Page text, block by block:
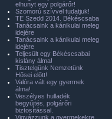
elhunyt egy polgárőr!
Szomorú szívvel tudatjuk!
TE Szedd 2014. Békéscsaba
Tanácsaink a kánikulai meleg
idejére
Tanácsaink a kánikulai meleg
idejére
Teljesült egy Békéscsabai
kislány álma!
Tisztelgünk Nemzetünk
Hősei előtt!
Valóra vált egy gyermek
álma!
Veszélyes hulladék
begyűjtés, polgárőri
biztosítással.
Vigyázzunk a gyermekekre